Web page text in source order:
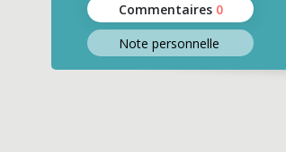
Commentaires 0
Note personnelle